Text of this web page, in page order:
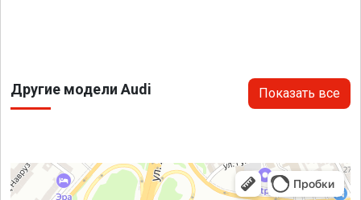
Другие модели Audi Показать все